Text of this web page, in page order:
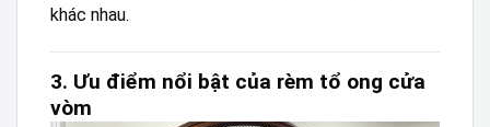
khác nhau.
3. Ưu điểm nổi bật của rèm tổ ong cửa
vòm